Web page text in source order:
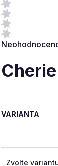
Průměrné
je
hvězdiček.
Cherie
VARIANTA
Zvolte variantu